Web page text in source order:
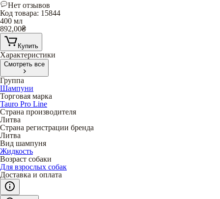
Нет отзывов
Код товара: 15844
400 мл
892,00₴
Купить
Характеристики
Смотреть все
Группа
Шампуни
Торговая марка
Tauro Pro Line
Страна производителя
Литва
Страна регистрации бренда
Литва
Вид шампуня
Жидкость
Возраст собаки
Для взрослых собак
Доставка и оплата